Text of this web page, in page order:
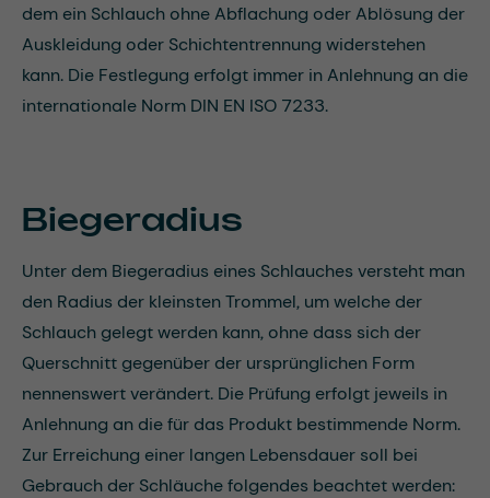
dem ein Schlauch ohne Abflachung oder Ablösung der
Auskleidung oder Schichtentrennung widerstehen
kann. Die Festlegung erfolgt immer in Anlehnung an die
internationale Norm DIN EN ISO 7233.
Biegeradius
Unter dem Biegeradius eines Schlauches versteht man
den Radius der kleinsten Trommel, um welche der
Schlauch gelegt werden kann, ohne dass sich der
Querschnitt gegenüber der ursprünglichen Form
nennenswert verändert. Die Prüfung erfolgt jeweils in
Anlehnung an die für das Produkt bestimmende Norm.
Zur Erreichung einer langen Lebensdauer soll bei
Gebrauch der Schläuche folgendes beachtet werden: